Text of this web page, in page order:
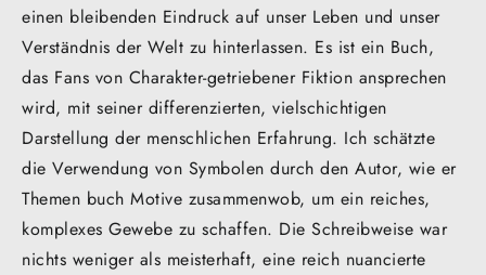
einen bleibenden Eindruck auf unser Leben und unser
Verständnis der Welt zu hinterlassen. Es ist ein Buch,
das Fans von Charakter-getriebener Fiktion ansprechen
wird, mit seiner differenzierten, vielschichtigen
Darstellung der menschlichen Erfahrung. Ich schätzte
die Verwendung von Symbolen durch den Autor, wie er
Themen buch Motive zusammenwob, um ein reiches,
komplexes Gewebe zu schaffen. Die Schreibweise war
nichts weniger als meisterhaft, eine reich nuancierte